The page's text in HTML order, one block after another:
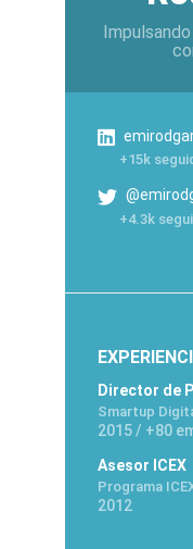
+15k
+4.3k
Director de
Smartup
2015 / +80
Asesor ICEX
Programa
2012